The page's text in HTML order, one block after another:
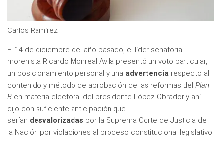
Carlos Ramírez
El 14 de diciembre del año pasado, el líder senatorial
morenista Ricardo Monreal Avila presentó un voto particular,
un posicionamiento personal y una advertencia respecto al
contenido y método de aprobación de las reformas del Plan
B en materia electoral del presidente López Obrador y ahí
dijo con suficiente anticipación que
serían desvalorizadas por la Suprema Corte de Justicia de
la Nación por violaciones al proceso constitucional legislativo.